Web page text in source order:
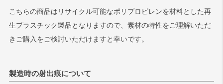
こちらの商品はリサイクル可能なポリプロピレンを材料とした再
生プラスチック製品となりますので、素材の特性をご理解いただ
きご購入をご検討いただけますと幸いです。
製造時の射出痕について